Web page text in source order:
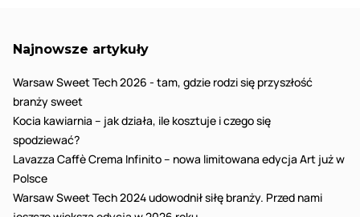
Najnowsze artykuły
Warsaw Sweet Tech 2026 - tam, gdzie rodzi się przyszłość
branży sweet
Kocia kawiarnia – jak działa, ile kosztuje i czego się
spodziewać?
Lavazza Caffè Crema Infinito – nowa limitowana edycja Art już w
Polsce
Warsaw Sweet Tech 2024 udowodnił siłę branży. Przed nami